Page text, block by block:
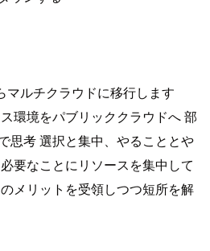
マルチクラウドに移行します
環境をパブリッククラウドへ 部
思考 選択と集中、やることとや
要なことにリソースを集中して
メリットを受領しつつ短所を解